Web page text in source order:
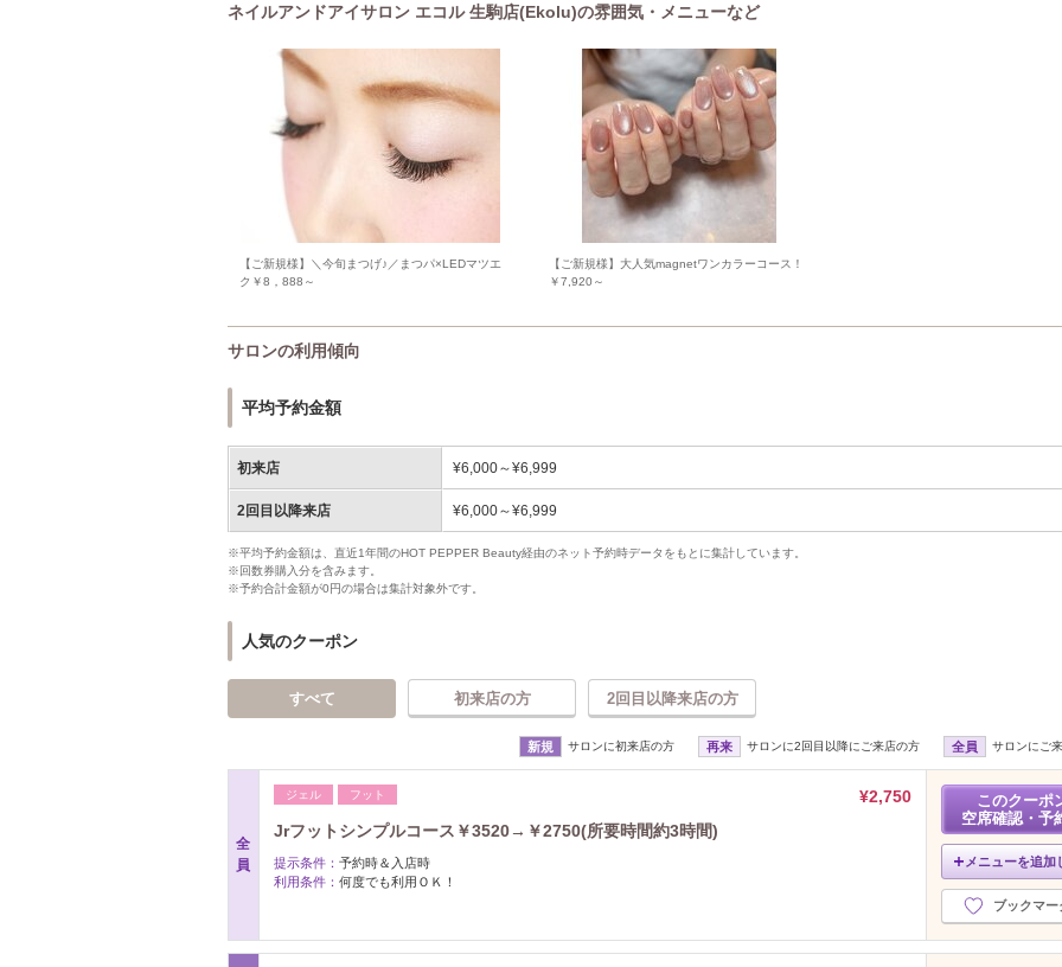
ネイルアンドアイサロン エコル 生駒店(Ekolu)の雰囲気・メニューなど
【ご新規様】＼今旬まつげ♪／まつパ×LEDマツエ
ク￥8，888～
【ご新規様】大人気magnetワンカラーコース！
￥7,920～
サロンの利用傾向
平均予約金額
初来店 ¥6,000～¥6,999
2回目以降来店 ¥6,000～¥6,999
※平均予約金額は、直近1年間のHOT PEPPER Beauty経由のネット予約時データをもとに集計しています。
※回数券購入分を含みます。
※予約合計金額が0円の場合は集計対象外です。
人気のクーポン
すべて 初来店の方 2回目以降来店の方
新規 サロンに初来店の方 再来 サロンに2回目以降にご来店の方 全員 サロンにご
全
員
ジェル フット
¥2,750
Jrフットシンプルコース￥3520→￥2750(所要時間約3時間)
提示条件： 予約時＆入店時
利用条件： 何度でも利用ＯＫ！
このクーポ
空席確認・予
メニューを追加
ブックマー